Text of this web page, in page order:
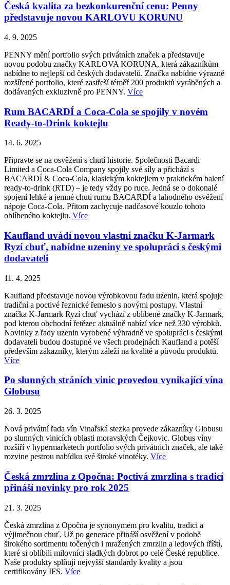
Česká kvalita za bezkonkurenční cenu: Penny
představuje novou KARLOVU KORUNU
4. 9. 2025
PENNY mění portfolio svých privátních značek a představuje
novou podobu značky KARLOVA KORUNA, která zákazníkům
nabídne to nejlepší od českých dodavatelů. Značka nabídne výrazně
rozšířené portfolio, které zastřeší téměř 200 produktů vyráběných a
dodávaných exkluzivně pro PENNY. Více
Rum BACARDÍ a Coca-Cola se spojily v novém
Ready-to-Drink koktejlu
14. 6. 2025
Připravte se na osvěžení s chutí historie. Společnosti Bacardi
Limited a Coca-Cola Company spojily své síly a přichází s
BACARDÍ & Coca-Cola, klasickým koktejlem v praktickém balení
ready-to-drink (RTD) – je tedy vždy po ruce. Jedná se o dokonalé
spojení lehké a jemné chuti rumu BACARDÍ a lahodného osvěžení
nápoje Coca-Cola. Přitom zachycuje nadčasové kouzlo tohoto
oblíbeného koktejlu. Více
Kaufland uvádí novou vlastní značku K-Jarmark
Ryzí chuť, nabídne uzeniny ve spolupráci s českými
dodavateli
11. 4. 2025
Kaufland představuje novou výrobkovou řadu uzenin, která spojuje
tradiční a poctivé řeznické řemeslo s novými postupy. Vlastní
značka K-Jarmark Ryzí chuť vychází z oblíbené značky K-Jarmark,
pod kterou obchodní řetězec aktuálně nabízí více než 330 výrobků.
Novinky z řady uzenin vyrobené výhradně ve spolupráci s českými
dodavateli budou dostupné ve všech prodejnách Kaufland a potěší
především zákazníky, kterým záleží na kvalitě a původu produktů.
Více
Po slunných stráních vinic provedou vynikající vína
Globusu
26. 3. 2025
Nová privátní řada vín Vinařská stezka provede zákazníky Globusu
po slunných vinicích oblasti moravských Čejkovic. Globus víny
rozšíří v hypermarketech portfolio svých privátních značek, ale také
rozvine pestrou nabídku své široké vinotéky. Více
Česká zmrzlina z Opočna: Poctivá zmrzlina s tradicí
přináší novinky pro rok 2025
21. 3. 2025
Česká zmrzlina z Opočna je synonymem pro kvalitu, tradici a
výjimečnou chuť. Už po generace přináší osvěžení v podobě
širokého sortimentu točených i mražených zmrzlin a ledových tříští,
které si oblíbili milovníci sladkých dobrot po celé České republice.
Naše produkty splňují nejvyšší standardy kvality a jsou
certifikovány IFS. Více